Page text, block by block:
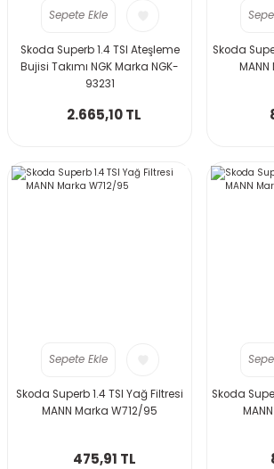
Sepete Ekle
Skoda Superb 1.4 TSI Ateşleme
Bujisi Takımı NGK Marka NGK-
93231
2.665,10 TL
Skoda
Sepete Ekle
Skoda Superb 1.4 TSI Yağ Filtresi
MANN Marka W712/95
475,91 TL
Skoda